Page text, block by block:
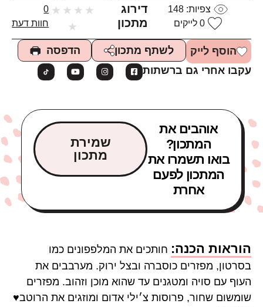
צפיות:148
0 לייקים
דירוג
מתכון
★
★
★
★
★
0
חוות דעת
הוסף לייק לשתף מתכון
הדפסה
עקבו אחרי גם ברשתות
אוהבים את
המתכון?
בואו תשמרו את
המתכון לפעם
אחרת
שמירת
מתכון
הוראות הכנה: חותכים את המלפפונים כמו
בסרטון, מפזרים כוסברה ובצל ירוק. מערבבים את
העוף עם סויה ומטגנים עד שהוא מוכן וזהוב. מפזרים
שומשום שחור, פרוסות צ׳ילי אדום ומוזגים את הרוטב♥️